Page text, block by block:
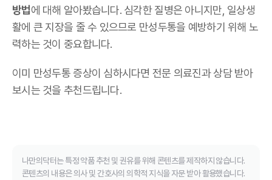
방법에 대해 알아봤습니다. 심각한 질병은 아니지만, 일상생
활에 큰 지장을 줄 수 있으므로 만성두통을 예방하기 위해 노
력하는 것이 중요합니다.
이미 만성두통 증상이 심하시다면 전문 의료진과 상담 받아
보시는 것을 추천드립니다.
나만의닥터는 특정 약품 추천 및 권유를 위해 콘텐츠를 제작하지 않습니다.
콘텐츠의 내용은 의사 및 간호사의 의학적 지식을 자문 받아 활용했습니다.